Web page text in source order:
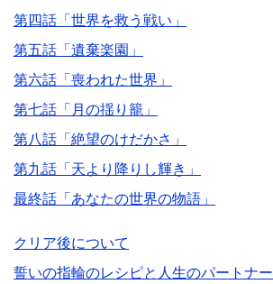
第四話「世界を救う戦い」
第五話「遺棄楽園」
第六話「喪われた世界」
第七話「月の揺り籠」
第八話「絶望のけだかさ」
第九話「天より降りし輝き」
最終話「あなたの世界の物語」
クリア後について
誓いの指輪のレシピと人生のパートナー